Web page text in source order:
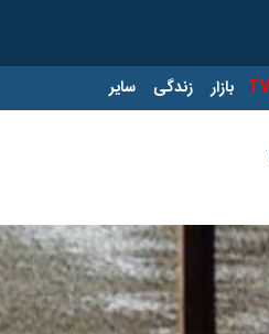
بازار زندگی سایر